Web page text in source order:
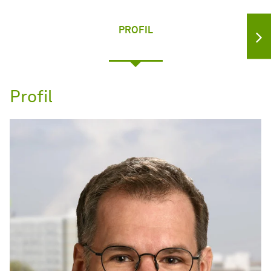
PROFIL
Profil